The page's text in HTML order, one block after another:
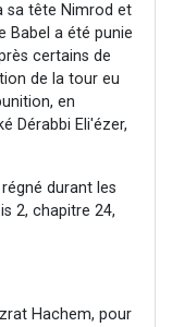
sa tête Nimrod et
Babel a été punie
certains de
de la tour eu
en
Dérabbi Eli'ézer,
durant les
2, chapitre 24,
Hachem, pour